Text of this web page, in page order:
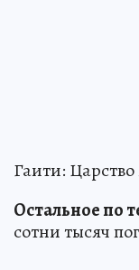
Гаити:
Остальное по
сотни тысяч